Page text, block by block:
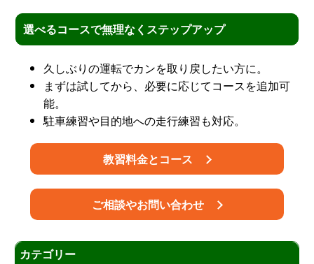
選べるコースで無理なくステップアップ
久しぶりの運転でカンを取り戻したい方に。
まずは試してから、必要に応じてコースを追加可
能。
駐車練習や目的地への走行練習も対応。
教習料金とコース
ご相談やお問い合わせ
カテゴリー